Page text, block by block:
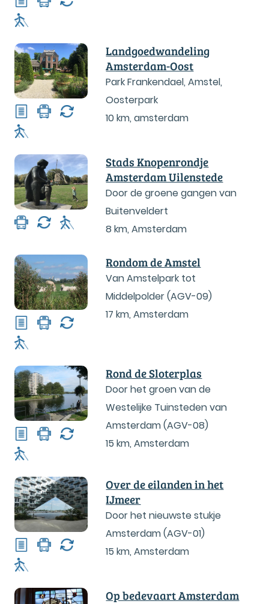
Landgoedwandeling
Amsterdam-Oost
Park Frankendael, Amstel,
Oosterpark
10 km,amsterdam
Stads Knopenrondje
Amsterdam Uilenstede
Door de groene gangen van
Buitenveldert
8 km,Amsterdam
Rondom de Amstel
Van Amstelpark tot
Middelpolder (AGV-09)
17 km,Amsterdam
Rond de Sloterplas
Door het groen van de
Westelijke Tuinsteden van
Amsterdam (AGV-08)
15 km,Amsterdam
Over de eilanden in het
IJmeer
Door het nieuwste stukje
Amsterdam (AGV-01)
15 km,Amsterdam
Op bedevaart Amsterdam